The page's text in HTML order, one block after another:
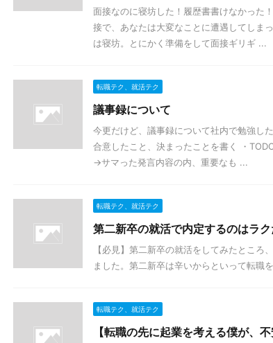
面接なのに寝坊した！履歴書書けなかった
接で、あなたは大変なことに遭遇してしま
は寝坊。とにかく準備をして面接ギリギ ...
転職テク、就活テク
議事録について
今更だけど、議事録について社内で勉強
合意したこと、決まったことを書く ・
→サマった発言内容の内、重要なも ...
転職テク、就活テク
第二新卒の就活で内定するのはラク
【必見】第二新卒の就活をしてみたところ
ました。第二新卒は辛いからといって転職
転職テク、就活テク
【転職の先に起業を考える僕が、